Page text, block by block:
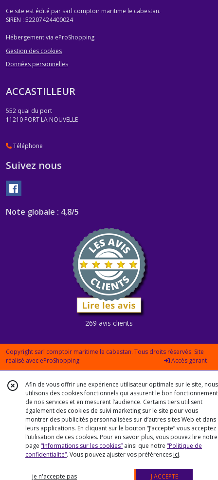
INTERIEUR
(7)
OUTILLAGE
(1)
LAMPES
TORCHES
Afficher
résultats
Ce site est édité par sarl comptoir maritime le cabestan.
SIREN : 52207424400024
Hébergement via eProShopping
Gestion des cookies
Données personnelles
ACCASTILLEUR
552 quai du port
11210 PORT LA NOUVELLE
Téléphone
Suivez nous
Note globale : 4,8/5
269 avis clients
Copyright sarl comptoir maritime le cabestan. Tous droits réservés. Site
réalisé avec eProShopping Accès gérant
Afin de vous offrir une expérience utilisateur optimale sur le site, nous
utilisons des cookies fonctionnels qui assurent le bon fonctionnement
de nos services et en mesurent l’audience. Certains tiers utilisent
également des cookies de suivi marketing sur le site pour vous
montrer des publicités personnalisées sur d’autres sites Web et dans
leurs applications. En cliquant sur le bouton “J’accepte” vous acceptez
l’utilisation de ces cookies. Pour en savoir plus, vous pouvez lire notre
page “Informations sur les cookies” ainsi que notre “Politique de
confidentialité“. Vous pouvez ajuster vos préférences ici.
je n'accepte pas J'ACCEPTE